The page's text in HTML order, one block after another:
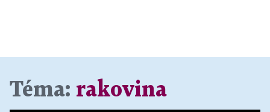
tady vždycky záleží na tom, koho oslovíte. Sám
mám pacienty, kteří mě vzývají i ty, kteří na mě
Téma: rakovina